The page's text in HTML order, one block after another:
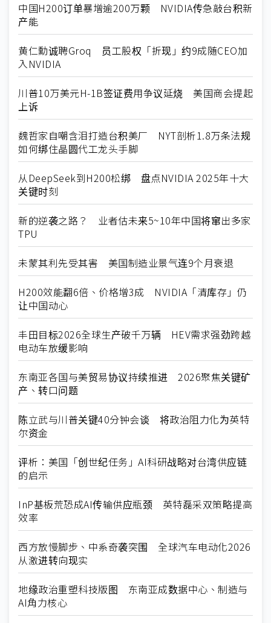
中国H200订单暴增逾200万颗 NVIDIA传急敲台积新
产能
黄仁勳诚聘Groq 员工股权「折现」约9成随CEO加
入NVIDIA
川普10万美元H-1B签证费用争议延烧 美国商会提起
上诉
魏哲家自嘲含泪打造台积美厂 NYT剖析1.8万条法规
如何绑住晶圆代工龙头手脚
从DeepSeek到H200松绑 盘点NVIDIA 2025年十大
关键时刻
新的逆袭之路？ 业者估未来5~10年中国将窜出多家
TPU
未蒙其利先受其害 美国制造业景气连9个月衰退
H200效能翻6倍、价格增3成 NVIDIA「清库存」仍
让中国动心
丰田目标2026全球生产破千万辆 HEV需求强劲跨越
电动车放缓影响
东南亚各国与美贸易协议持续推进 2026聚焦关键矿
产、转口问题
陈立武与川普关键40分钟会谈 将政治阻力化为英特
尔资金
评析：美国「创世纪任务」AI科研战略对台湾供应链
的启示
InP基板荒恐成AI传输供应瓶颈 英特磊采双策略提高
效率
西方放慢脚步、中系奇袭突围 全球汽车电动化2026
从激进转向现实
地缘政治重塑科技版图 东南亚成数据中心、制造与
AI角力核心